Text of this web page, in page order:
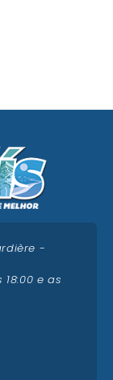
-
e as